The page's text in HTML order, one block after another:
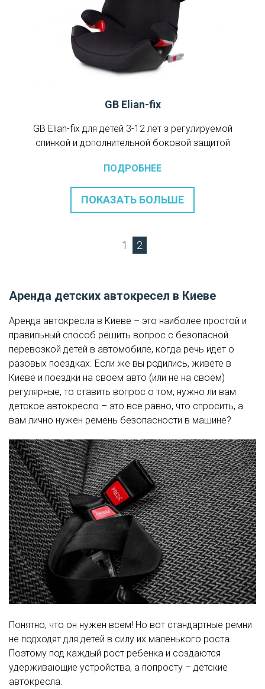
GB Elian-fix
GB Elian-fix для детей 3-12 лет з регулируемой
спинкой и дополнительной боковой защитой
ПОДРОБНЕЕ
ПОКАЗАТЬ БОЛЬШЕ
1 2
Аренда детских автокресел в Киеве
Аренда автокресла в Киеве – это наиболее простой и
правильный способ решить вопрос с безопасной
перевозкой детей в автомобиле, когда речь идет о
разовых поездках. Если же вы родились, живете в
Киеве и поездки на своем авто (или не на своем)
регулярные, то ставить вопрос о том, нужно ли вам
детское автокресло – это все равно, что спросить, а
вам лично нужен ремень безопасности в машине?
Понятно, что он нужен всем! Но вот стандартные ремни
не подходят для детей в силу их маленького роста.
Поэтому под каждый рост ребенка и создаются
удерживающие устройства, а попросту – детские
автокресла.